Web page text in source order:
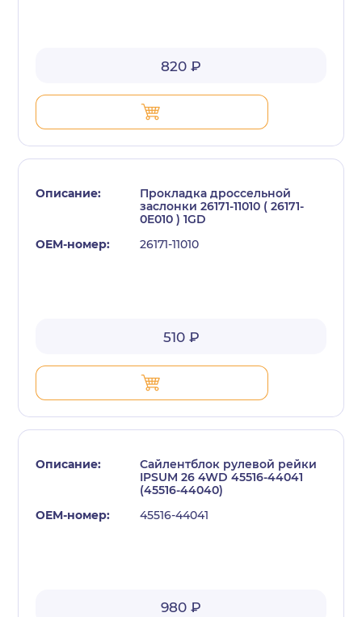
820 ₽
Прокладка дросcельной
заслонки 26171-11010 ( 26171-
0E010 ) 1GD
26171-11010
510 ₽
Сайлентблок рулевой рейки
IPSUM 26 4WD 45516-44041
(45516-44040)
45516-44041
980 ₽